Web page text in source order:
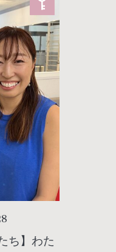
落ち着か
ーアロマ
ち】わた